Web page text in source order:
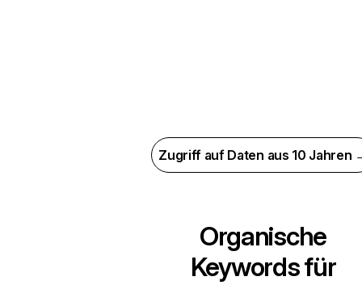
Zugriff auf Daten aus 10 Jahren
Organische
Keywords für